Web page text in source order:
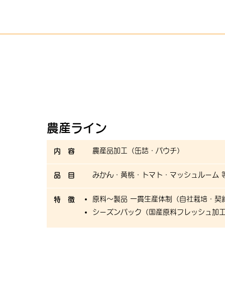
農産ライン
内 容 農産品加工（缶詰・パウチ）
品 目 みかん・黄桃・トマト・マッシュルーム
特 徴 原料〜製品 一貫生産体制（自社栽培・契
シーズンパック（国産原料フレッシュ加工